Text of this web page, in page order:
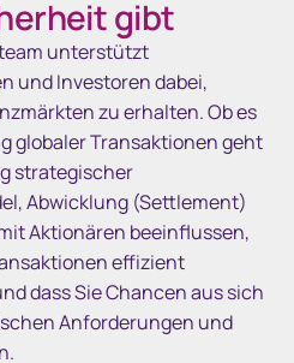
gibt
unterstützt
und Investoren dabei,
zu erhalten. Ob es
globaler Transaktionen geht
strategischer
Abwicklung (Settlement)
Aktionären beeinflussen,
effizient
dass Sie Chancen aus sich
Anforderungen und